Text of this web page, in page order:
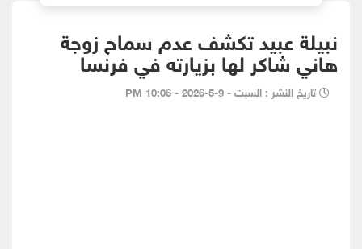
نبيلة عبيد تكشف عدم سماح زوجة
هاني شاكر لها بزيارته في فرنسا
تاريخ النشر : السبت - 9-5-2026 - 10:06 PM